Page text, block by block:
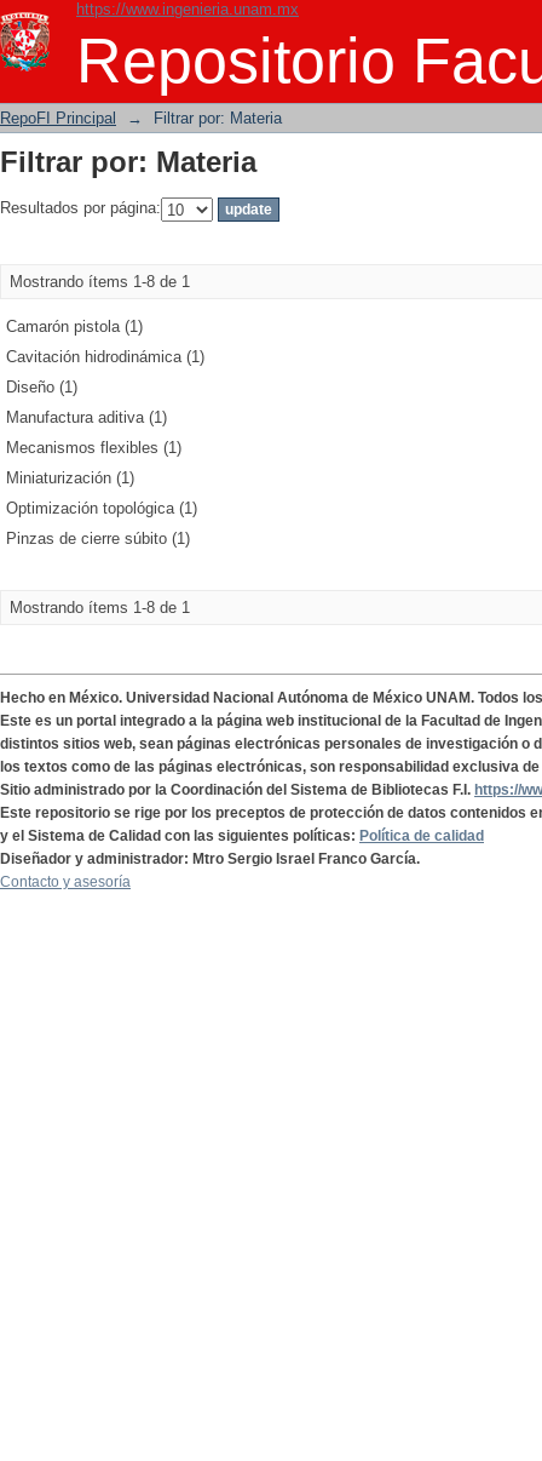
https://www.ingenieria.unam.mx
Repositorio
Filtrar por: Materia
RepoFI Principal → Filtrar por: Materia
Filtrar por: Materia
Resultados por página:
Mostrando ítems 1-8 de 1
Camarón pistola (1)
Cavitación hidrodinámica (1)
Diseño (1)
Manufactura aditiva (1)
Mecanismos flexibles (1)
Miniaturización (1)
Optimización topológica (1)
Pinzas de cierre súbito (1)
Mostrando ítems 1-8 de 1
Hecho en México. Universidad Nacional Autónoma de México UNAM. Todos
Este es un portal integrado a la página web institucional de la Facultad de
distintos sitios web, sean páginas electrónicas personales de investigación o
los textos como de las páginas electrónicas, son responsabilidad exclusiva
Sitio administrado por la Coordinación del Sistema de Bibliotecas F.I. https://
Este repositorio se rige por los preceptos de protección de datos contenidos
y el Sistema de Calidad con las siguientes políticas: Política de calidad
Diseñador y administrador: Mtro Sergio Israel Franco García.
Contacto y asesoría